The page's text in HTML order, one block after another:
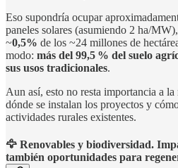
Eso supondría ocupar
paneles solares (asumiendo 2 ha/
~0,5% de los ~24 millones de
modo: más del 99,5 % del suelo
sus usos tradicionales.
Aun así, esto no resta importancia a
dónde se instalan los proyectos y
actividades rurales existentes.
🦅 Renovables y biodiversidad.
también oportunidades para